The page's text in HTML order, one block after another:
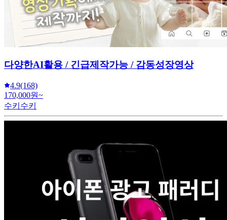
다양한AI활용 / 긴급제작가능 / 감동성장영상
4.9(168)
170,000원~
수키수키